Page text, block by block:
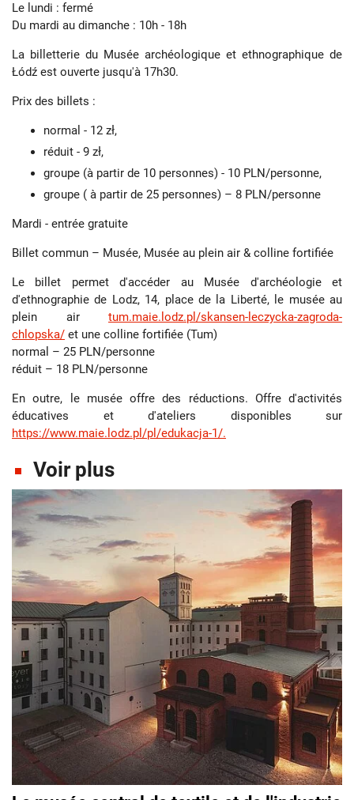
Le lundi : fermé
Du mardi au dimanche : 10h - 18h
La billetterie du Musée archéologique et ethnographique de
Łódź est ouverte jusqu'à 17h30.
Prix des billets :
normal - 12 zł,
réduit - 9 zł,
groupe (à partir de 10 personnes) - 10 PLN/personne,
groupe ( à partir de 25 personnes) – 8 PLN/personne
Mardi - entrée gratuite
Billet commun – Musée, Musée au plein air & colline fortifiée
Le billet permet d'accéder au Musée d'archéologie et
d'ethnographie de Lodz, 14, place de la Liberté, le musée au
plein air tum.maie.lodz.pl/skansen-leczycka-zagroda-
chlopska/ et une colline fortifiée (Tum)
normal – 25 PLN/personne
réduit – 18 PLN/personne
En outre, le musée offre des réductions. Offre d'activités
éducatives et d'ateliers disponibles sur
https://www.maie.lodz.pl/pl/edukacja-1/.
Voir plus